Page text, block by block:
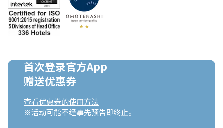
首次登录官方App
赠送优惠券
查看优惠券的使用方法
※活动可能不经事先预告即终止。